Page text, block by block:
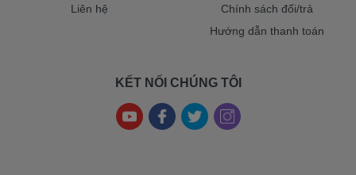
Liên hệ
Chính sách đổi/trả
Hướng dẫn thanh toán
KẾT NỐI CHÚNG TÔI